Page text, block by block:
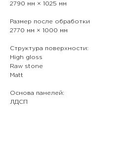
2790 мм × 1025 мм
Размер после обработки
2770 мм × 1000 мм
Структура поверхности:
High gloss
Raw stone
Matt
Основа панелей:
ЛДСП